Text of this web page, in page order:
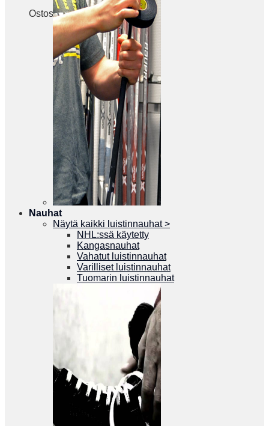
Ostoskori on tyhjä.
Nauhat
Näytä kaikki luistinnauhat >
NHL:ssä käytetty
Kangasnauhat
Vahatut luistinnauhat
Varilliset luistinnauhat
Tuomarin luistinnauhat